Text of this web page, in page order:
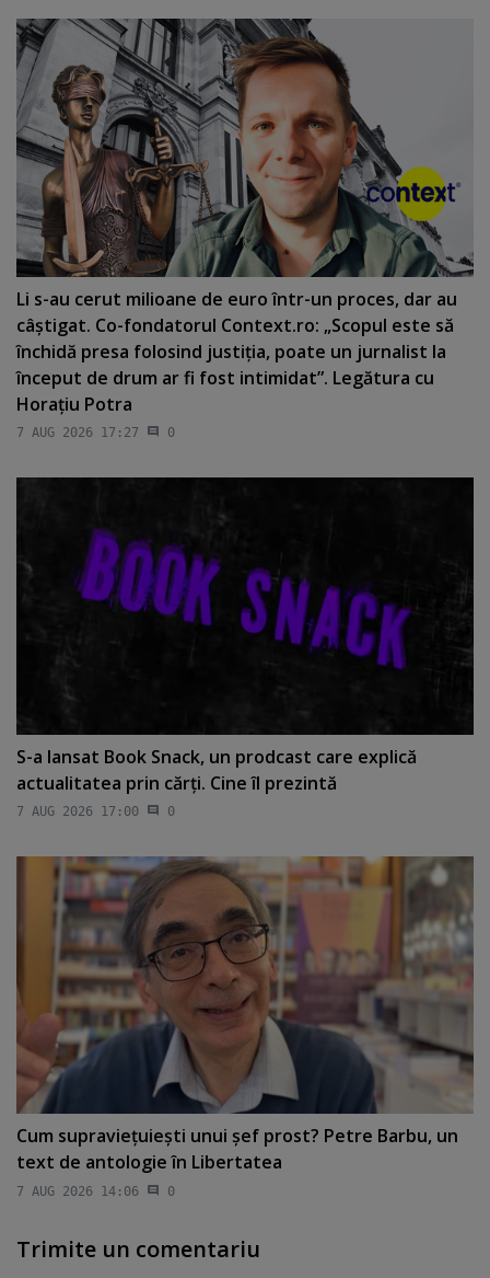
Li s-au cerut milioane de euro într-un proces, dar au
câştigat. Co-fondatorul Context.ro: „Scopul este să
închidă presa folosind justiţia, poate un jurnalist la
început de drum ar fi fost intimidat”. Legătura cu
Horaţiu Potra
7 AUG 2026 17:27 0
S-a lansat Book Snack, un prodcast care explică
actualitatea prin cărţi. Cine îl prezintă
7 AUG 2026 17:00 0
Cum supravieţuieşti unui şef prost? Petre Barbu, un
text de antologie în Libertatea
7 AUG 2026 14:06 0
Trimite un comentariu